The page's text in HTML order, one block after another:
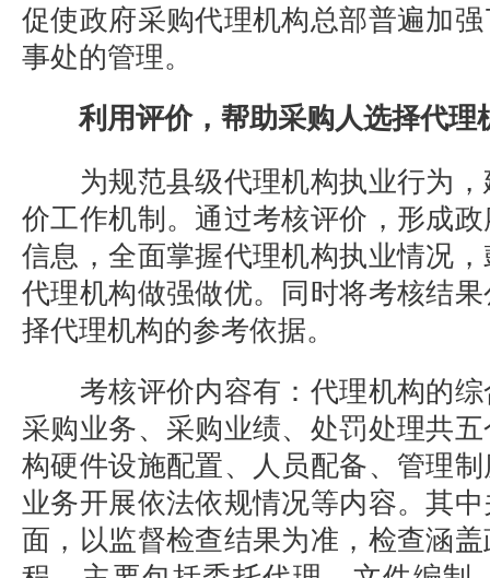
促使政府采购代理机构总部普遍加
事处的管理。
利用评价，帮助采购人选择代理
为规范县级代理机构执业行为
价工作机制。通过考核评价，形成
信息，全面掌握代理机构执业情况
代理机构做强做优。同时将考核结
择代理机构的参考依据。
考核评价内容有：代理机构的
采购业务、采购业绩、处罚处理共
构硬件设施配置、人员配备、管理
业务开展依法依规情况等内容。其
面，以监督检查结果为准，检查涵